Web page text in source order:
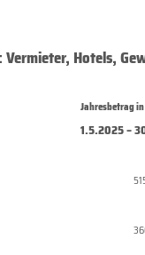
Vermieter, Hotels,
Jahresbetrag in
1.5.2025 –